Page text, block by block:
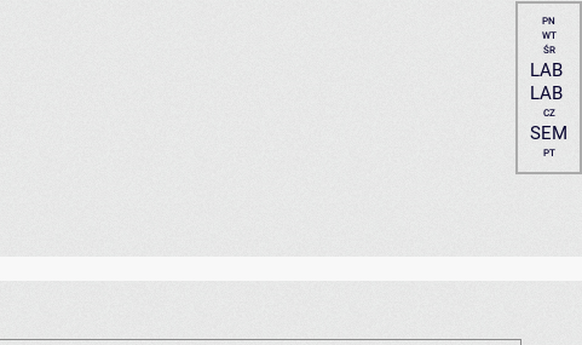
PN
WT
ŚR
LAB
LAB
CZ
SEM
PT